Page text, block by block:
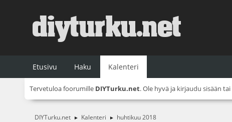
Etusivu Haku Kalenteri
Tervetuloa foorumille DIYTurku.net. Ole hyvä ja kirjaudu sisään tai
DIYTurku.net ► Kalenteri ► huhtikuu 2018